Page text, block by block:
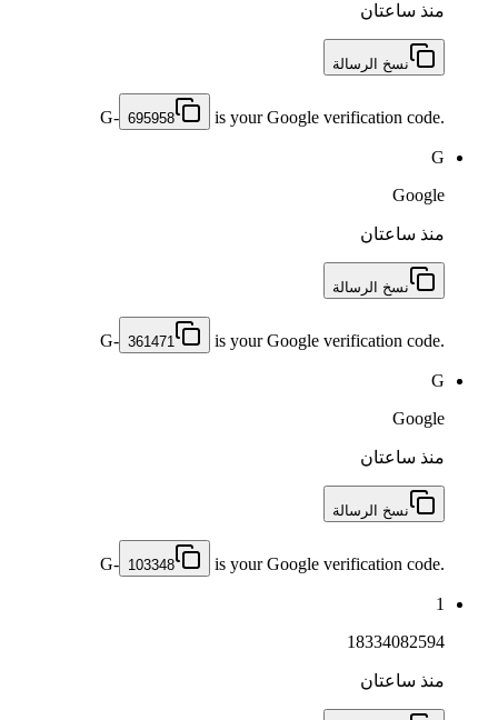
منذ ساعتان
نسخ الرسالة
G- 695958 is your Google verification code.
G
Google
منذ ساعتان
نسخ الرسالة
G- 361471 is your Google verification code.
G
Google
منذ ساعتان
نسخ الرسالة
G- 103348 is your Google verification code.
1
18334082594
منذ ساعتان